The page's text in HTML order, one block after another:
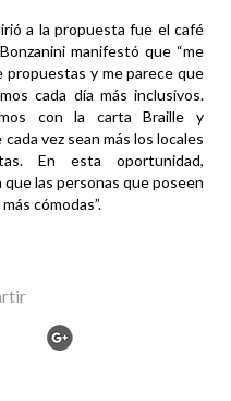
a la propuesta fue el café
manifestó que “me
y me parece que
cada día más inclusivos.
con la carta Braille y
vez sean más los locales
En esta oportunidad,
las personas que poseen
cómodas”.